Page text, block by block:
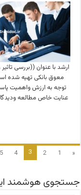
ارشد با عنوان ((بررسی
معوق بانکی تهيه شده
توجه به ارزش واهميت
عنايت خاص مطالعه
«
1
2
3
4
5
جستجوی هوشمند